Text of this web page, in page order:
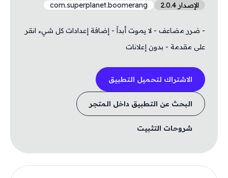
الإصدار 2.0.4 com.superplanet.boomerang
- ضرر مضاعف - لا يموت أبداً - إضافة إعدادات كل شيء انقر
على مقدمة - بدون إعلانات
الاشتراك لتحميل التطبيق
البحث عن التطبيق داخل المتجر
شروحات التثبيت